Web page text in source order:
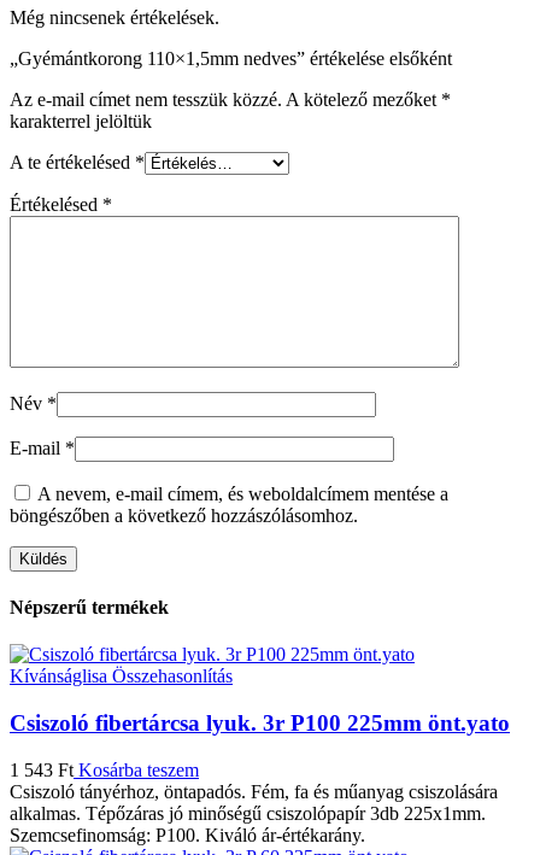
Még nincsenek értékelések.
„Gyémántkorong 110×1,5mm nedves” értékelése elsőként
Az e-mail címet nem tesszük közzé. A kötelező mezőket *
karakterrel jelöltük
A te értékelésed *
Értékelésed *
Név *
E-mail *
A nevem, e-mail címem, és weboldalcímem mentése a
böngészőben a következő hozzászólásomhoz.
Népszerű termékek
Kívánságlisa Összehasonlítás
Csiszoló fibertárcsa lyuk. 3r P100 225mm önt.yato
1 543 Ft Kosárba teszem
Csiszoló tányérhoz, öntapadós. Fém, fa és műanyag csiszolására
alkalmas. Tépőzáras jó minőségű csiszolópapír 3db 225x1mm.
Szemcsefinomság: P100. Kiváló ár-értékarány.